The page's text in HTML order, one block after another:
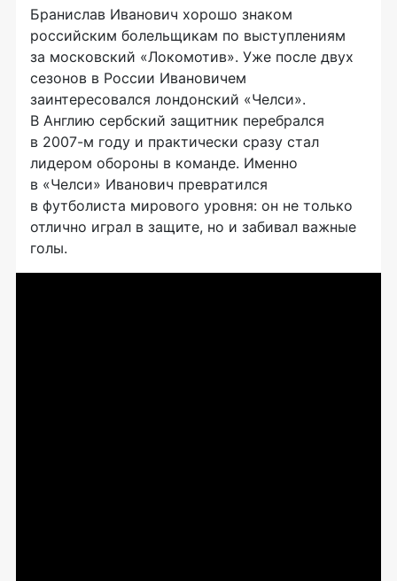
Бранислав Иванович хорошо знаком
российским болельщикам по выступлениям
за московский «Локомотив». Уже после двух
сезонов в России Ивановичем
заинтересовался лондонский «Челси».
В Англию сербский защитник перебрался
в 2007-м году и практически сразу стал
лидером обороны в команде. Именно
в «Челси» Иванович превратился
в футболиста мирового уровня: он не только
отлично играл в защите, но и забивал важные
голы.